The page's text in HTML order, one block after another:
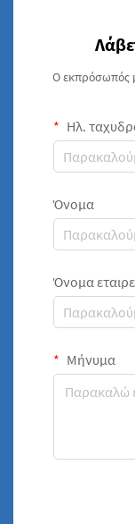
Ο εκπρόσωπός
Ηλ.
Όνομα
Όνομα
Μήνυμα